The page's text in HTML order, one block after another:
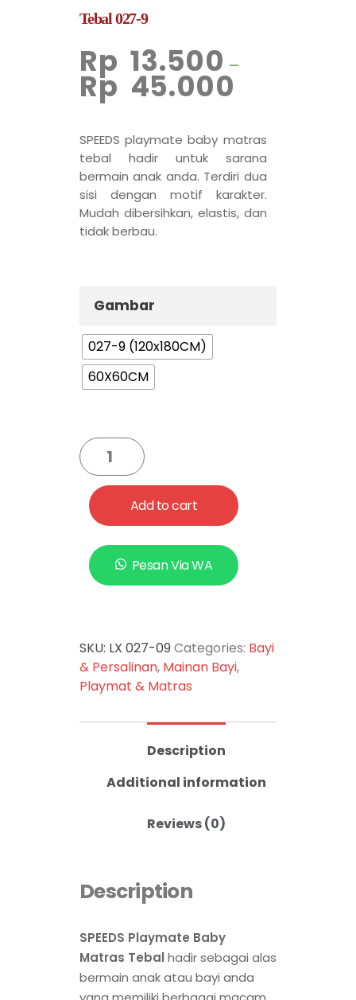
Tebal 027-9
Rp 13.500 –
Rp 45.000
SPEEDS playmate baby matras
tebal hadir untuk sarana
bermain anak anda. Terdiri dua
sisi dengan motif karakter.
Mudah dibersihkan, elastis, dan
tidak berbau.
Gambar
027-9 (120x180CM)
60X60CM
Add to cart
Pesan Via WA
SKU: LX 027-09 Categories: Bayi
& Persalinan, Mainan Bayi,
Playmat & Matras
Description
Additional information
Reviews (0)
Description
SPEEDS Playmate Baby
Matras Tebal hadir sebagai alas
bermain anak atau bayi anda